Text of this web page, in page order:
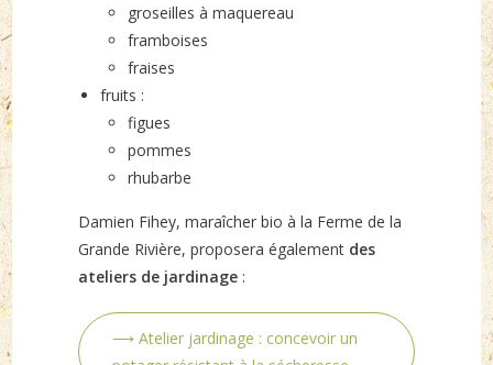
groseilles à maquereau
framboises
fraises
fruits :
figues
pommes
rhubarbe
Damien Fihey, maraîcher bio à la Ferme de la
Grande Rivière, proposera également des
ateliers de jardinage :
⟶ Atelier jardinage : concevoir un